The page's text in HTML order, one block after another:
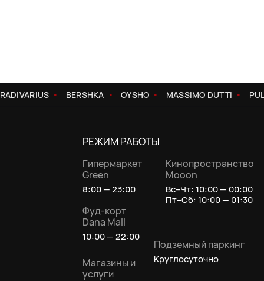
BERSHKA OYSHO MASSIMO DUTTI
РЕЖИМ РАБОТЫ
Гипермаркет
Green
8:00 — 23:00
Фуд-корт
Dana Mall
10:00 — 22:00
Магазины и
услуги
Подземный паркинг
Круглосуточно
Кинопространство
Mooon
Вс–Чт: 10:00 — 00:00
Пт–Сб: 10:00 — 01:30